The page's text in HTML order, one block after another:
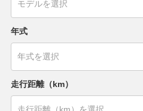
年式
走行距離（km）